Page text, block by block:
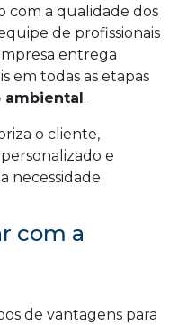
com a qualidade dos
de profissionais
entrega
em todas as etapas
.
o cliente,
e
necessidade.
com a
de vantagens para